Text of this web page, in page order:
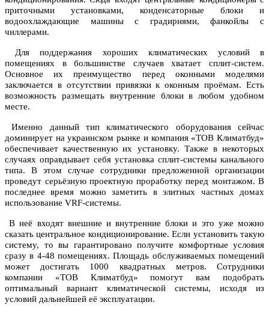
приточными установками, конденсаторные блоки и
водоохлаждающие машины с градирнями, фанкойлы с
чиллерами.
Для поддержания хороших климатических условий в
помещениях в большинстве случаев хватает сплит-систем.
Основное их преимущество перед оконными моделями
заключается в отсутствии привязки к оконным проёмам. Есть
возможность размещать внутренние блоки в любом удобном
месте.
Именно данный тип климатического оборудования сейчас
доминирует на украинском рынке и компания «ТОВ Климатбуд»
обеспечивает качественную их установку. Также в некоторых
случаях оправдывает себя установка сплит-системы канального
типа. В этом случае сотрудники предложенной организации
проведут серьёзную проектную проработку перед монтажом. В
последнее время можно заметить в элитных частных домах
использование VRF-системы.
В неё входят внешние и внутренние блоки и это уже можно
сказать центральное кондиционирование. Если установить такую
систему, то вы гарантировано получите комфортные условия
сразу в 4-48 помещениях. Площадь обслуживаемых помещений
может достигать 1000 квадратных метров. Сотрудники
компании «ТОВ Климатбуд» помогут вам подобрать
оптимальный вариант климатической системы, исходя из
условий дальнейшей её эксплуатации.